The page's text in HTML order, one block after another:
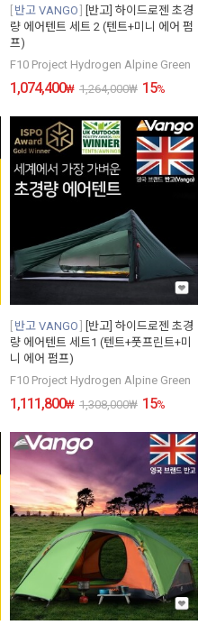
반고 VANGO
[반고] 하이드로젠 초경
량 에어텐트 세트 2 (텐트+미니 에어 펌
프)
F10 Project Hydrogen Alpine Green
1,074,400₩ 1,264,000₩ 15%
반고 VANGO
[반고] 하이드로젠 초경
량 에어텐트 세트1 (텐트+풋프린트+미
니 에어 펌프)
F10 Project Hydrogen Alpine Green
1,111,800₩ 1,308,000₩ 15%